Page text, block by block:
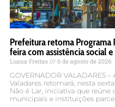
Prefeitura retoma Programa
feira com assistência social
Luana Freitas 6 de agosto de 2026
GOVERNADOR VALADARES
Valadares retomará, nesta
Não é Lar, iniciativa que reúne
municipais e instituições